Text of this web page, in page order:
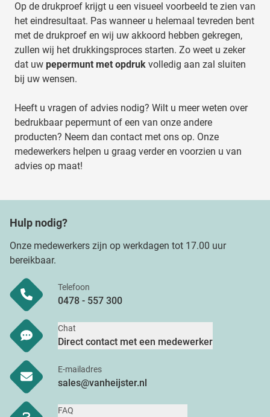
Op de drukproef krijgt u een visueel voorbeeld te zien van
het eindresultaat. Pas wanneer u helemaal tevreden bent
met de drukproef en wij uw akkoord hebben gekregen,
zullen wij het drukkingsproces starten. Zo weet u zeker
dat uw pepermunt met opdruk volledig aan zal sluiten
bij uw wensen.
Heeft u vragen of advies nodig? Wilt u meer weten over
bedrukbaar pepermunt of een van onze andere
producten? Neem dan contact met ons op. Onze
medewerkers helpen u graag verder en voorzien u van
advies op maat!
Hulp nodig?
Onze medewerkers zijn op werkdagen tot 17.00 uur
bereikbaar.
Telefoon
0478 - 557 300
Chat
Direct contact met een medewerker
E-mailadres
sales@vanheijster.nl
FAQ